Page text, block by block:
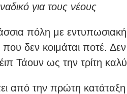
για τους νέους
πόλη με
που δεν κοιμάται ποτέ.
Τάουν ως την τρίτη
από την πρώτη κατάταξη